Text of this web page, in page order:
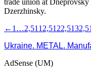
Dzerzhinsky.
← 1 …2,511 2,5122,513
Ukraine. METAL.
AdSense (UM)